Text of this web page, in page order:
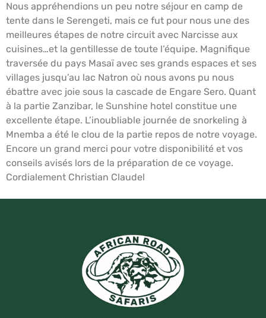
Nous appréhendions un peu notre séjour en camp de
tente dans le Serengeti, mais ce fut pour nous une des
meilleures étapes de notre circuit avec Narcisse aux
cuisines…et la gentillesse de toute l’équipe. Magnifique
traversée du pays Masaï avec ses grands espaces et ses
villages jusqu’au lac Natron où nous avons pu nous
ébattre avec joie sous la cascade de Engare Sero. Quant
à la partie Zanzibar, le Sunshine hotel constitue une
excellente étape. L’inoubliable journée de snorkeling à
Mnemba a été le clou de la partie repos de notre voyage.
Encore un grand merci pour votre disponibilité et vos
conseils avisés lors de la préparation de ce voyage.
Cordialement Christian Claudel